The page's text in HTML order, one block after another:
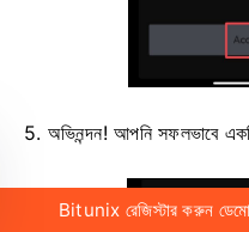
5. অভিনন্দন!আপনি সফলভাবে
Bitunix রেজিস্টার করুন